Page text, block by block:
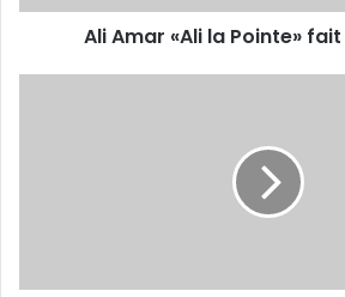
Ali Amar «Ali la Pointe»
Nelson-